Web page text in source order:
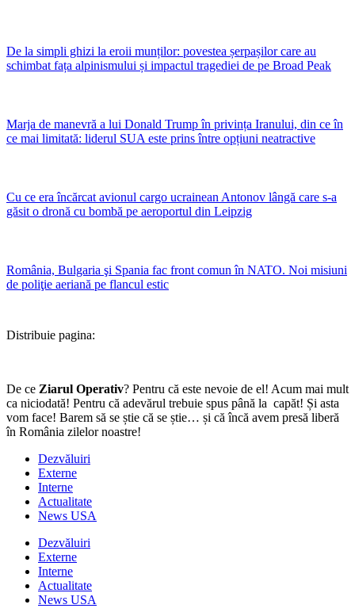
De la simpli ghizi la eroii munților: povestea șerpașilor care au
schimbat fața alpinismului și impactul tragediei de pe Broad Peak
Marja de manevră a lui Donald Trump în privința Iranului, din ce în
ce mai limitată: liderul SUA este prins între opțiuni neatractive
Cu ce era încărcat avionul cargo ucrainean Antonov lângă care s-a
găsit o dronă cu bombă pe aeroportul din Leipzig
România, Bulgaria şi Spania fac front comun în NATO. Noi misiuni
de poliţie aeriană pe flancul estic
Distribuie pagina:
De ce Ziarul Operativ? Pentru că este nevoie de el! Acum mai mult
ca niciodată! Pentru că adevărul trebuie spus până la capăt! Și asta
vom face! Barem să se știe că se știe… și că încă avem presă liberă
în România zilelor noastre!
Dezvăluiri
Externe
Interne
Actualitate
News USA
Dezvăluiri
Externe
Interne
Actualitate
News USA